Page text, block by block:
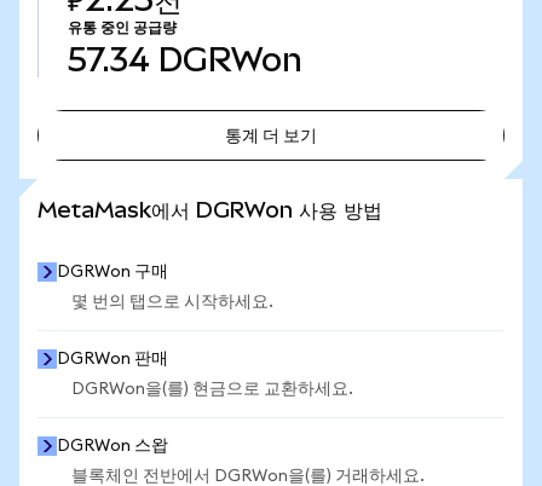
유통 중인 공급량
57.34 DGRWon
통계 더 보기
MetaMask에서 DGRWon 사용 방법
DGRWon 구매
몇 번의 탭으로 시작하세요.
DGRWon 판매
DGRWon을(를) 현금으로 교환하세요.
DGRWon 스왑
블록체인 전반에서 DGRWon을(를) 거래하세요.